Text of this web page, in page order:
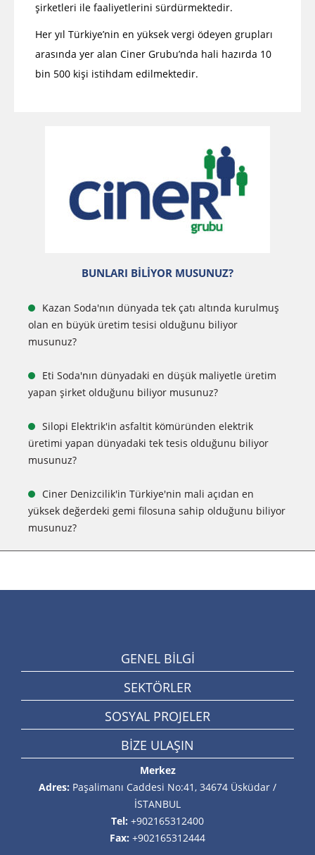
şirketleri ile faaliyetlerini sürdürmektedir.
Her yıl Türkiye’nin en yüksek vergi ödeyen grupları
arasında yer alan Ciner Grubu’nda hali hazırda 10
bin 500 kişi istihdam edilmektedir.
BUNLARI BİLİYOR MUSUNUZ?
Kazan Soda'nın dünyada tek çatı altında kurulmuş
olan en büyük üretim tesisi olduğunu biliyor
musunuz?
Eti Soda'nın dünyadaki en düşük maliyetle üretim
yapan şirket olduğunu biliyor musunuz?
Silopi Elektrik'in asfaltit kömüründen elektrik
üretimi yapan dünyadaki tek tesis olduğunu biliyor
musunuz?
Ciner Denizcilik'in Türkiye'nin mali açıdan en
yüksek değerdeki gemi filosuna sahip olduğunu biliyor
musunuz?
GENEL BİLGİ
SEKTÖRLER
SOSYAL PROJELER
BİZE ULAŞIN
Merkez
Adres: Paşalimanı Caddesi No:41, 34674 Üsküdar /
İSTANBUL
Tel: +902165312400
Fax: +902165312444